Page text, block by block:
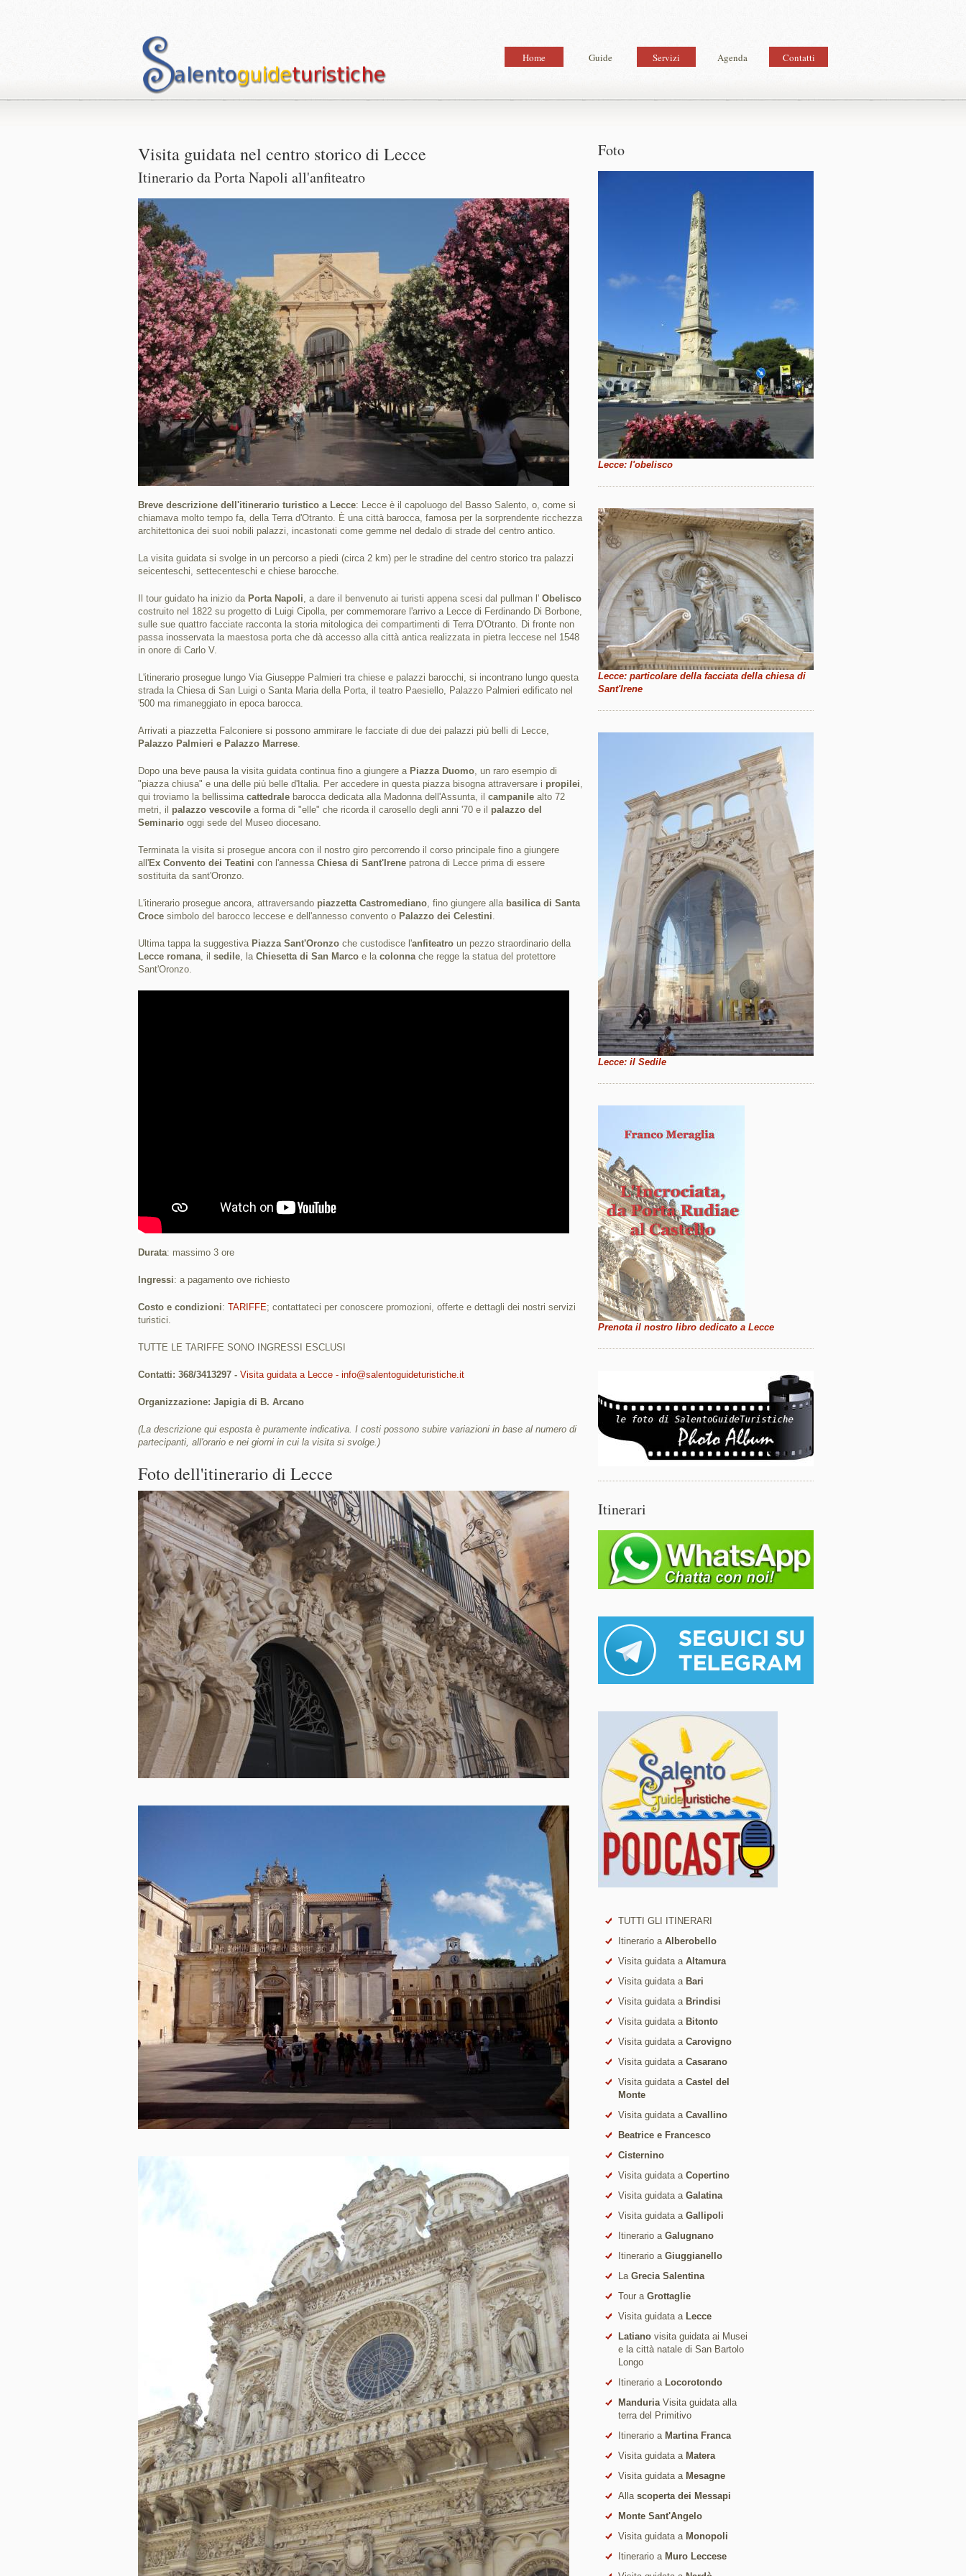
Home Guide Servizi Agenda Contatti
Visita guidata nel centro storico di Lecce
Itinerario da Porta Napoli all'anfiteatro
Breve descrizione dell'itinerario turistico a Lecce: Lecce è il capoluogo del Basso Salento, o, come si
chiamava molto tempo fa, della Terra d'Otranto. È una città barocca, famosa per la sorprendente ricchezza
architettonica dei suoi nobili palazzi, incastonati come gemme nel dedalo di strade del centro antico.
La visita guidata si svolge in un percorso a piedi (circa 2 km) per le stradine del centro storico tra palazzi
seicenteschi, settecenteschi e chiese barocche.
Il tour guidato ha inizio da Porta Napoli, a dare il benvenuto ai turisti appena scesi dal pullman l' Obelisco
costruito nel 1822 su progetto di Luigi Cipolla, per commemorare l'arrivo a Lecce di Ferdinando Di Borbone,
sulle sue quattro facciate racconta la storia mitologica dei compartimenti di Terra D'Otranto. Di fronte non
passa inosservata la maestosa porta che dà accesso alla città antica realizzata in pietra leccese nel 1548
in onore di Carlo V.
L'itinerario prosegue lungo Via Giuseppe Palmieri tra chiese e palazzi barocchi, si incontrano lungo questa
strada la Chiesa di San Luigi o Santa Maria della Porta, il teatro Paesiello, Palazzo Palmieri edificato nel
'500 ma rimaneggiato in epoca barocca.
Arrivati a piazzetta Falconiere si possono ammirare le facciate di due dei palazzi più belli di Lecce,
Palazzo Palmieri e Palazzo Marrese.
Dopo una beve pausa la visita guidata continua fino a giungere a Piazza Duomo, un raro esempio di
"piazza chiusa" e una delle più belle d'Italia. Per accedere in questa piazza bisogna attraversare i propilei,
qui troviamo la bellissima cattedrale barocca dedicata alla Madonna dell'Assunta, il campanile alto 72
metri, il palazzo vescovile a forma di "elle" che ricorda il carosello degli anni '70 e il palazzo del
Seminario oggi sede del Museo diocesano.
Terminata la visita si prosegue ancora con il nostro giro percorrendo il corso principale fino a giungere
all'Ex Convento dei Teatini con l'annessa Chiesa di Sant'Irene patrona di Lecce prima di essere
sostituita da sant'Oronzo.
L'itinerario prosegue ancora, attraversando piazzetta Castromediano, fino giungere alla basilica di Santa
Croce simbolo del barocco leccese e dell'annesso convento o Palazzo dei Celestini.
Ultima tappa la suggestiva Piazza Sant'Oronzo che custodisce l'anfiteatro un pezzo straordinario della
Lecce romana, il sedile, la Chiesetta di San Marco e la colonnache regge la statua del protettore
Sant'Oronzo.
Durata: massimo 3 ore
Ingressi: a pagamento ove richiesto
Costo e condizioni: TARIFFE; contattateci per conoscere promozioni, offerte e dettagli dei nostri servizi
turistici.
TUTTE LE TARIFFE SONO INGRESSI ESCLUSI
Contatti: 368/3413297 - Visita guidata a Lecce - info@salentoguideturistiche.it
Organizzazione: Japigia di B. Arcano
(La descrizione qui esposta è puramente indicativa. I costi possono subire variazioni in base al numero di
partecipanti, all'orario e nei giorni in cui la visita si svolge.)
Foto dell'itinerario di Lecce
Foto
Lecce: l'obelisco
Lecce: particolare della facciata della chiesa di
Sant'Irene
Lecce: il Sedile
Prenota il nostro libro dedicato a Lecce
Itinerari
TUTTI GLI ITINERARI
Itinerario a Alberobello
Visita guidata a Altamura
Visita guidata a Bari
Visita guidata a Brindisi
Visita guidata a Bitonto
Visita guidata a Carovigno
Visita guidata a Casarano
Visita guidata a Castel del
Monte
Visita guidata a Cavallino
Beatrice e Francesco
Cisternino
Visita guidata a Copertino
Visita guidata a Galatina
Visita guidata a Gallipoli
Itinerario a Galugnano
Itinerario a Giuggianello
La Grecia Salentina
Tour a Grottaglie
Visita guidata a Lecce
Latiano visita guidata ai Musei
e la città natale di San Bartolo
Longo
Itinerario a Locorotondo
ManduriaVisita guidata alla
terra del Primitivo
Itinerario a Martina Franca
Visita guidata a Matera
Visita guidata a Mesagne
Alla scoperta dei Messapi
Monte Sant'Angelo
Visita guidata a Monopoli
Itinerario a Muro Leccese